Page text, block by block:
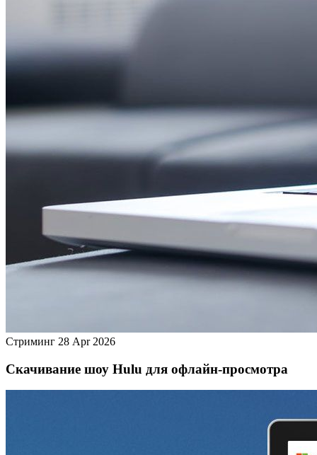
Стриминг 28 Apr 2026
Скачивание шоу Hulu для офлайн‑просмотра